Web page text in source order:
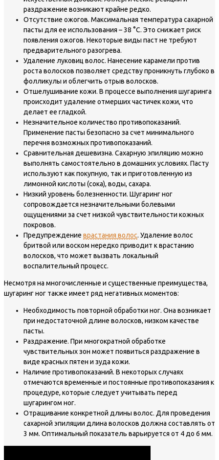
раздражение возникают крайне редко.
Отсутствие ожогов. Максимальная температура сахарной
пасты для ее использования – 38 °С. Это снижает риск
появления ожогов. Некоторые виды паст не требуют
предварительного разогрева.
Удаление луковиц волос. Нанесение карамели против
роста волосков позволяет средству проникнуть глубоко в
фолликулы и облегчить отрыв волосков.
Отшелушивание кожи. В процессе выполнения шугаринга
происходит удаление отмерших частичек кожи, что
делает ее гладкой.
Незначительное количество противопоказаний.
Применение пасты безопасно за счет минимального
перечня возможных противопоказаний.
Сравнительная дешевизна. Сахарную эпиляцию можно
выполнять самостоятельно в домашних условиях. Пасту
используют как покупную, так и приготовленную из
лимонной кислоты (сока), воды, сахара.
Низкий уровень болезненности. Шугаринг ног
сопровождается незначительными болевыми
ощущениями за счет низкой чувствительности кожных
покровов.
Предупреждение врастания волос. Удаление волос
бритвой или воском нередко приводит к врастанию
волосков, что может вызвать локальный
воспалительный процесс.
Несмотря на многочисленные и существенные преимущества,
шугаринг ног также имеет ряд негативных моментов:
Необходимость повторной обработки ног. Она возникает
при недостаточной длине волосков, низком качестве
пасты.
Раздражение. При многократной обработке
чувствительных зон может появиться раздражение в
виде красных пятен и зуда кожи.
Наличие противопоказаний. В некоторых случаях
отмечаются временные и постоянные противопоказания к
процедуре, которые следует учитывать перед
шугарингом ног.
Отращивание конкретной длины волос. Для проведения
сахарной эпиляции длина волосков должна составлять от
3 мм. Оптимальный показатель варьируется от 4 до 6 мм.